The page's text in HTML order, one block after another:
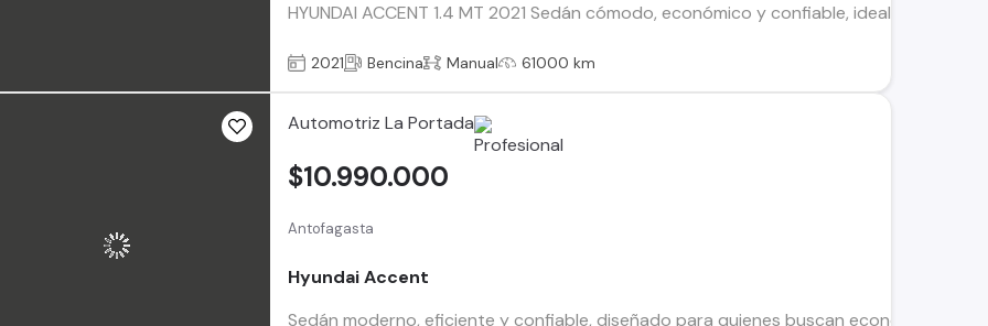
HYUNDAI ACCENT 1.4 MT 2021 Sedán cómodo, económico y confiable, ideal para
2021 Bencina Manual 61000 km
Automotriz La Portada
Antofagasta
Hyundai Accent
Sedán moderno, eficiente y confiable, diseñado para quienes buscan economía,
$10.990.000